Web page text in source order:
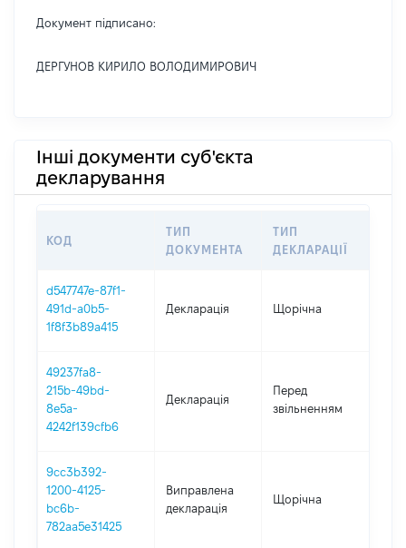
Документ підписано:
ДЕРГУНОВ КИРИЛО ВОЛОДИМИРОВИЧ
Інші документи суб'єкта
декларування
КОД
ТИП
ДОКУМЕНТА
ТИП
ДЕКЛАРАЦІЇ
d547747e-87f1-
491d-a0b5-
1f8f3b89a415
Декларація Щорічна
49237fa8-
215b-49bd-
8e5a-
4242f139cfb6
Декларація
Перед
звільненням
9cc3b392-
1200-4125-
bc6b-
782aa5e31425
Виправлена
декларація
Щорічна